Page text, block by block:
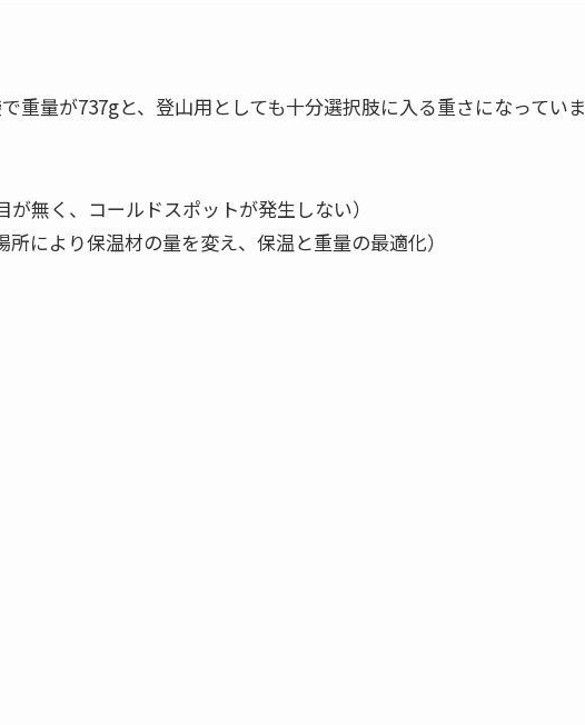
重量が737gと、登山用としても十分選択肢に入る重さになっていま
無く、コールドスポットが発生しない）
により保温材の量を変え、保温と重量の最適化）